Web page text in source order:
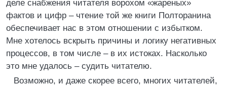
деле снабжения читателя ворохом «жареных»
фактов и цифр – чтение той же книги Полторанина
обеспечивает нас в этом отношении с избытком.
Мне хотелось вскрыть причины и логику негативных
процессов, в том числе – в их истоках. Насколько
это мне удалось – судить читателю.
Возможно, и даже скорее всего, многих читателей,